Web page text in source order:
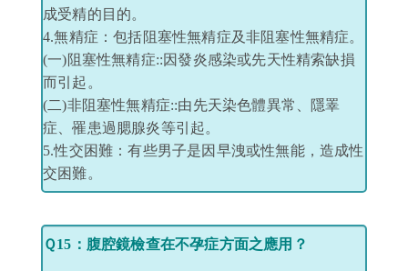
成受精的目的。
4.無精症：包括阻塞性無精症及非阻塞性無精症。
(一)阻塞性無精症::因發炎感染或先天性精索缺損
而引起。
(二)非阻塞性無精症::由先天染色體異常、隱睪
症、罹患過腮腺炎等引起。
5.性交困難：有些男子是因早洩或性無能，造成性
交困難。
Ｑ15：腹腔鏡檢查在不孕症方面之應用？